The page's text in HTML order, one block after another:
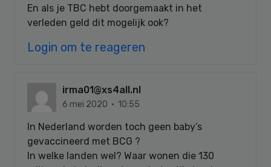
En als je TBC hebt doorgemaakt in het
verleden geld dit mogelijk ook?
Login om te reageren
irma01@xs4all.nl
6 mei 2020 · 10:55
In Nederland worden toch geen baby’s
gevaccineerd met BCG ?
In welke landen wel? Waar wonen die 130